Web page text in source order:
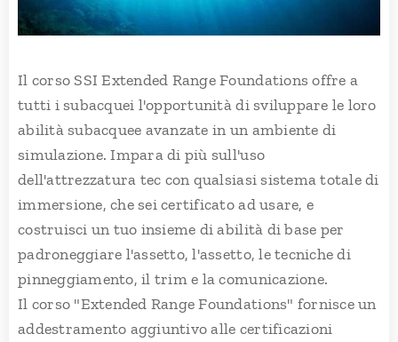
Il corso SSI Extended Range Foundations offre a
tutti i subacquei l'opportunità di sviluppare le loro
abilità subacquee avanzate in un ambiente di
simulazione. Impara di più sull'uso
dell'attrezzatura tec con qualsiasi sistema totale di
immersione, che sei certificato ad usare, e
costruisci un tuo insieme di abilità di base per
padroneggiare l'assetto, l'assetto, le tecniche di
pinneggiamento, il trim e la comunicazione.
Il corso "Extended Range Foundations" fornisce un
addestramento aggiuntivo alle certificazioni